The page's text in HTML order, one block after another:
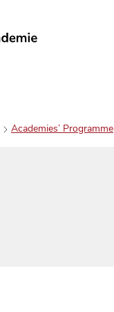
Academies’ Programme